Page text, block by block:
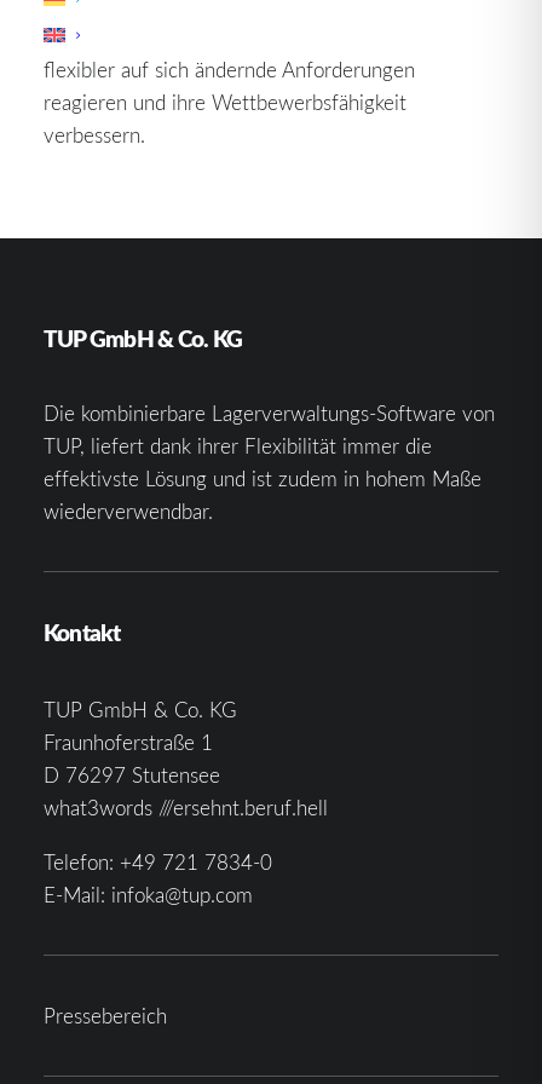
Backlog-Managements können Unternehmen
flexibler auf sich ändernde Anforderungen
reagieren und ihre Wettbewerbsfähigkeit
verbessern.
TUP GmbH & Co. KG
Die kombinierbare Lagerverwaltungs-Software von
TUP, liefert dank ihrer Flexibilität immer die
effektivste Lösung und ist zudem in hohem Maße
wiederverwendbar.
Kontakt
TUP GmbH & Co. KG
Fraunhoferstraße 1
D 76297 Stutensee
what3words ///ersehnt.beruf.hell
Telefon: +49 721 7834-0
E-Mail: infoka@tup.com
Pressebereich